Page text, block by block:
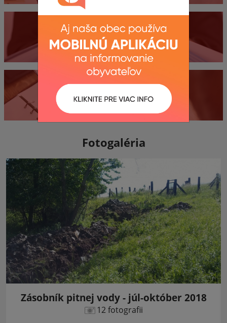
Dokumenty
Kontakty
Fotogaléria
Zásobník pitnej vody - júl-október 2018
12 fotografii